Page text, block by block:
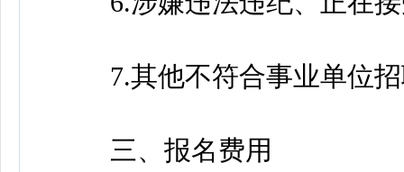
7.其他不符合事业单位招
三、报名费用